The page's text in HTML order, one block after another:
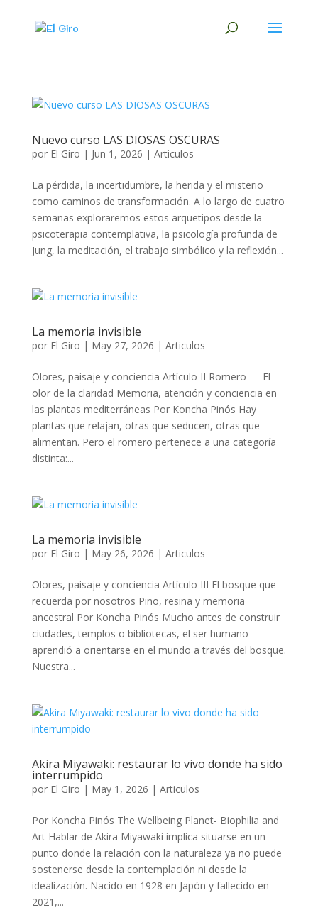
Nuevo curso LAS DIOSAS OSCURAS
por El Giro | Jun 1, 2026 | Articulos
La pérdida, la incertidumbre, la herida y el misterio
como caminos de transformación. A lo largo de cuatro
semanas exploraremos estos arquetipos desde la
psicoterapia contemplativa, la psicología profunda de
Jung, la meditación, el trabajo simbólico y la reflexión...
La memoria invisible
por El Giro | May 27, 2026 | Articulos
Olores, paisaje y conciencia Artículo II Romero — El
olor de la claridad Memoria, atención y conciencia en
las plantas mediterráneas Por Koncha Pinós Hay
plantas que relajan, otras que seducen, otras que
alimentan. Pero el romero pertenece a una categoría
distinta:...
La memoria invisible
por El Giro | May 26, 2026 | Articulos
Olores, paisaje y conciencia Artículo III El bosque que
recuerda por nosotros Pino, resina y memoria
ancestral Por Koncha Pinós Mucho antes de construir
ciudades, templos o bibliotecas, el ser humano
aprendió a orientarse en el mundo a través del bosque.
Nuestra...
Akira Miyawaki: restaurar lo vivo donde ha sido
interrumpido
por El Giro | May 1, 2026 | Articulos
Por Koncha Pinós The Wellbeing Planet- Biophilia and
Art Hablar de Akira Miyawaki implica situarse en un
punto donde la relación con la naturaleza ya no puede
sostenerse desde la contemplación ni desde la
idealización. Nacido en 1928 en Japón y fallecido en
2021,...